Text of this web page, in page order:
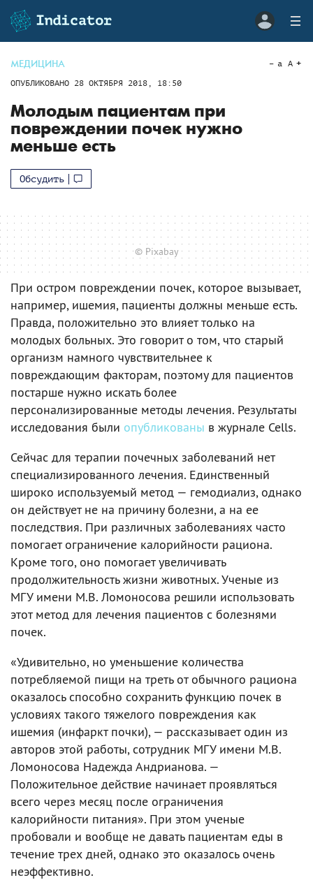
МЕДИЦИНА
ОПУБЛИКОВАНО 28 ОКТЯБРЯ 2018, 18:50
a A
Молодым пациентам при
повреждении почек нужно
меньше есть
Обсудить
© Pixabay
При остром повреждении почек, которое вызывает,
например, ишемия, пациенты должны меньше есть.
Правда, положительно это влияет только на
молодых больных. Это говорит о том, что старый
организм намного чувствительнее к
повреждающим факторам, поэтому для пациентов
постарше нужно искать более
персонализированные методы лечения. Результаты
исследования были опубликованы в журнале Cells.
Сейчас для терапии почечных заболеваний нет
специализированного лечения. Единственный
широко используемый метод — гемодиализ, однако
он действует не на причину болезни, а на ее
последствия. При различных заболеваниях часто
помогает ограничение калорийности рациона.
Кроме того, оно помогает увеличивать
продолжительность жизни животных. Ученые из
МГУ имени М.В. Ломоносова решили использовать
этот метод для лечения пациентов с болезнями
почек.
«Удивительно, но уменьшение количества
потребляемой пищи на треть от обычного рациона
оказалось способно сохранить функцию почек в
условиях такого тяжелого повреждения как
ишемия (инфаркт почки), — рассказывает один из
авторов этой работы, сотрудник МГУ имени М.В.
Ломоносова Надежда Андрианова. —
Положительное действие начинает проявляться
всего через месяц после ограничения
калорийности питания». При этом ученые
пробовали и вообще не давать пациентам еды в
течение трех дней, однако это оказалось очень
неэффективно.